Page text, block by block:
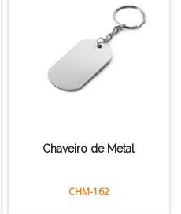
Chaveiro de Metal
CHM-162